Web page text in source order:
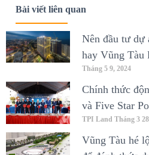
Bài viết liên quan
Nên đầu tư dự
hay Vũng Tàu
Tháng 5 9, 2024
Chính thức
và Five Star
TPI Land Tháng 3
Vũng Tàu hé